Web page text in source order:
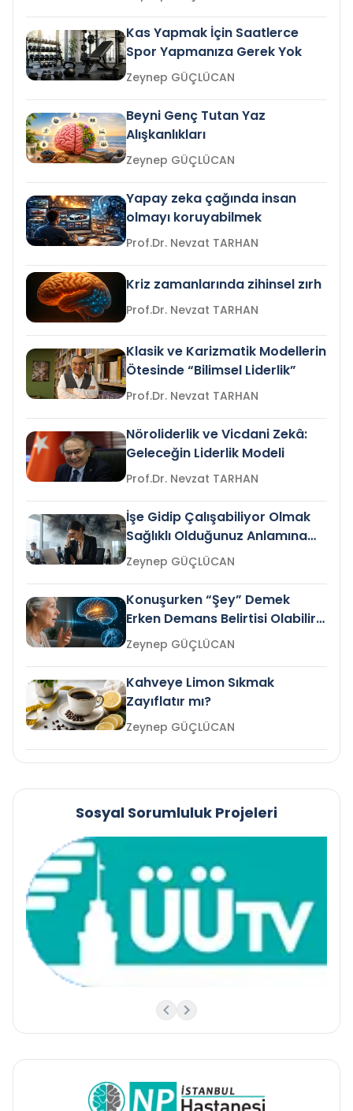
Kas Yapmak İçin Saatlerce
Spor Yapmanıza Gerek Yok
Zeynep GÜÇLÜCAN
Beyni Genç Tutan Yaz
Alışkanlıkları
Zeynep GÜÇLÜCAN
Yapay zeka çağında insan
olmayı koruyabilmek
Prof.Dr. Nevzat TARHAN
Kriz zamanlarında zihinsel zırh
Prof.Dr. Nevzat TARHAN
Klasik ve Karizmatik Modellerin
Ötesinde “Bilimsel Liderlik”
Prof.Dr. Nevzat TARHAN
Nöroliderlik ve Vicdani Zekâ:
Geleceğin Liderlik Modeli
Prof.Dr. Nevzat TARHAN
İşe Gidip Çalışabiliyor Olmak
Sağlıklı Olduğunuz Anlamına
Gelir mi?Zeynep GÜÇLÜCAN
Konuşurken “Şey” Demek
Erken Demans Belirtisi Olabilir
mi?
Zeynep GÜÇLÜCAN
Kahveye Limon Sıkmak
Zayıflatır mı?
Zeynep GÜÇLÜCAN
Sosyal Sorumluluk Projeleri